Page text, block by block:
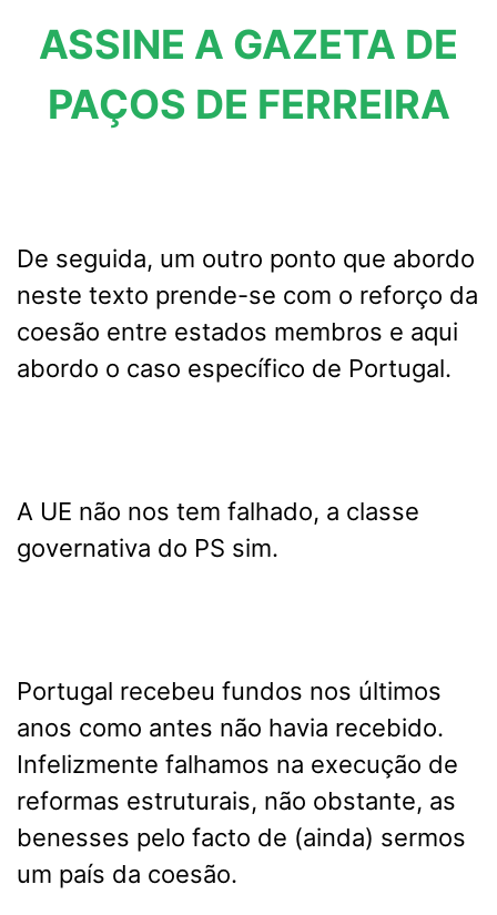
ASSINE A GAZETA DE
PAÇOS DE FERREIRA
De seguida, um outro ponto que abordo
neste texto prende-se com o reforço da
coesão entre estados membros e aqui
abordo o caso específico de Portugal.
A UE não nos tem falhado, a classe
governativa do PS sim.
Portugal recebeu fundos nos últimos
anos como antes não havia recebido.
Infelizmente falhamos na execução de
reformas estruturais, não obstante, as
benesses pelo facto de (ainda) sermos
um país da coesão.